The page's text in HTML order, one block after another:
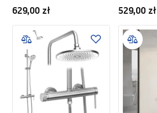
629,00 zł 529,00 zł